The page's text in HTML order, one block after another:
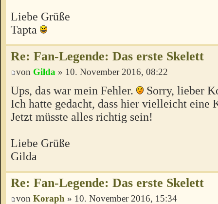
Liebe Grüße
Tapta
Re: Fan-Legende: Das erste Skelett
von Gilda » 10. November 2016, 08:22
Ups, das war mein Fehler.
Sorry, lieber
Ich hatte gedacht, dass hier vielleicht eine
Jetzt müsste alles richtig sein!
Liebe Grüße
Gilda
Re: Fan-Legende: Das erste Skelett
von Koraph » 10. November 2016, 15:34